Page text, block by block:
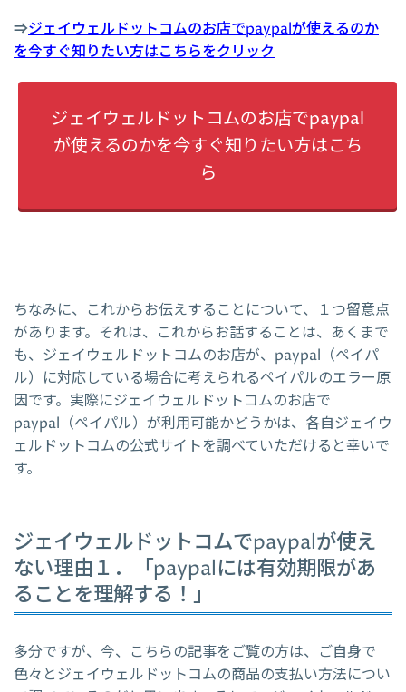
⇒ジェイウェルドットコムのお店でpaypalが使えるのか
を今すぐ知りたい方はこちらをクリック
ジェイウェルドットコムのお店でpaypal
が使えるのかを今すぐ知りたい方はこち
ら
ちなみに、これからお伝えすることについて、１つ留意点
があります。それは、これからお話することは、あくまで
も、ジェイウェルドットコムのお店が、paypal（ペイパ
ル）に対応している場合に考えられるペイパルのエラー原
因です。実際にジェイウェルドットコムのお店で
paypal（ペイパル）が利用可能かどうかは、各自ジェイウ
ェルドットコムの公式サイトを調べていただけると幸いで
す。
ジェイウェルドットコムでpaypalが使え
ない理由１．「paypalには有効期限があ
ることを理解する！」
多分ですが、今、こちらの記事をご覧の方は、ご自身で
色々とジェイウェルドットコムの商品の支払い方法につい